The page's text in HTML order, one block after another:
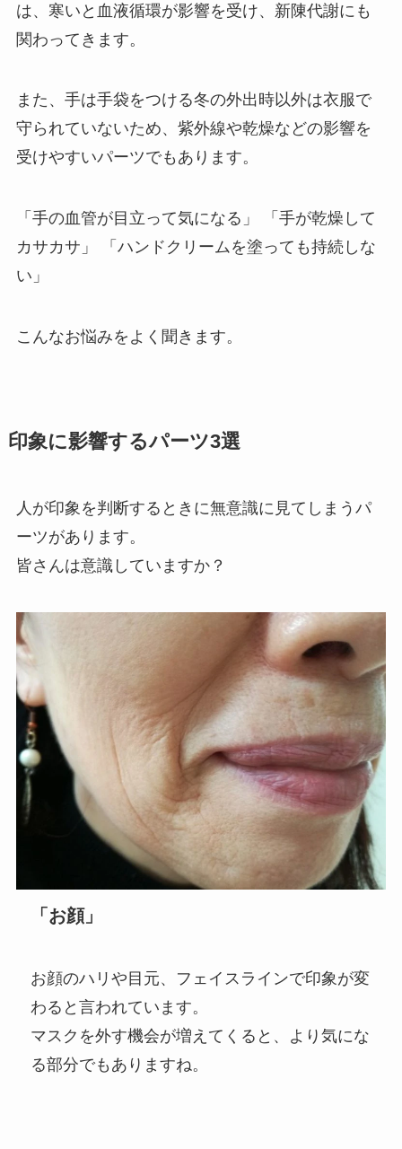
は、寒いと血液循環が影響を受け、新陳代謝にも
関わってきます。
また、手は手袋をつける冬の外出時以外は衣服で
守られていないため、紫外線や乾燥などの影響を
受けやすいパーツでもあります。
「手の血管が目立って気になる」 「手が乾燥して
カサカサ」 「ハンドクリームを塗っても持続しな
い」
こんなお悩みをよく聞きます。
印象に影響するパーツ3選
人が印象を判断するときに無意識に見てしまうパ
ーツがあります。
皆さんは意識していますか？
「お顔」
お顔のハリや目元、フェイスラインで印象が変
わると言われています。
マスクを外す機会が増えてくると、より気にな
る部分でもありますね。